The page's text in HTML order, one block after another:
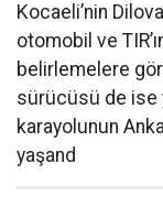
Kocaeli’nin
otomobil ve
belirlemelere
sürücüsü de ise
karayolunun
yaşand